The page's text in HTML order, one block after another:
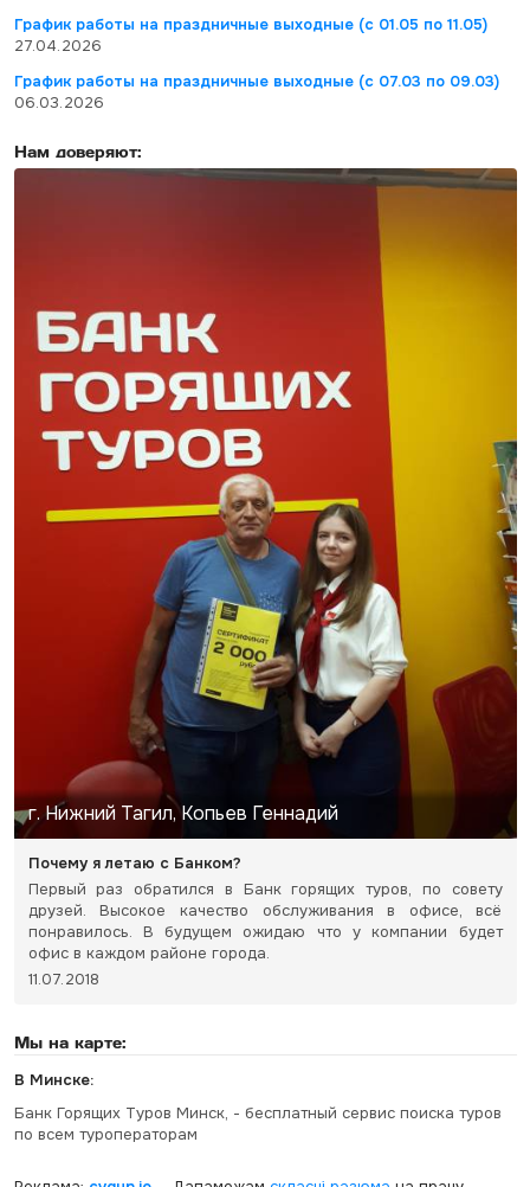
График работы на праздничные выходные (с 01.05 по 11.05)
27.04.2026
График работы на праздничные выходные (с 07.03 по 09.03)
06.03.2026
Нам доверяют:
г. Нижний Тагил, Копьев Геннадий
Почему я летаю с Банком?
Первый раз обратился в Банк горящих туров, по совету
друзей. Высокое качество обслуживания в офисе, всё
понравилось. В будущем ожидаю что у компании будет
офис в каждом районе города.
11.07.2018
Мы на карте:
В Минске:
Банк Горящих Туров Минск, - бесплатный сервис поиска туров
по всем туроператорам